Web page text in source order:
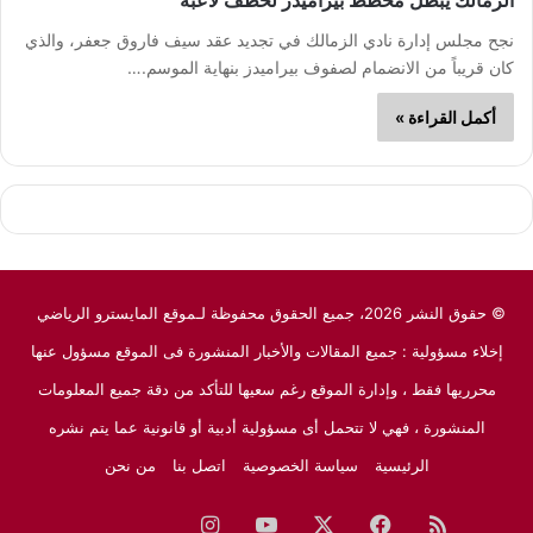
نجح مجلس إدارة نادي الزمالك في تجديد عقد سيف فاروق جعفر، والذي
كان قريباً من الانضمام لصفوف بيراميدز بنهاية الموسم.…
أكمل القراءة »
© حقوق النشر 2026، جميع الحقوق محفوظة لـموقع المايسترو الرياضي
إخلاء مسؤولية : جميع المقالات والأخبار المنشورة فى الموقع مسؤول عنها
محرريها فقط ، وإدارة الموقع رغم سعيها للتأكد من دقة جميع المعلومات
المنشورة ، فهي لا تتحمل أى مسؤولية أدبية أو قانونية عما يتم نشره
الرئيسية
سياسة الخصوصية اتصل بنا من نحن
ملخصفيسبوك ‫YouTubeانستقرام